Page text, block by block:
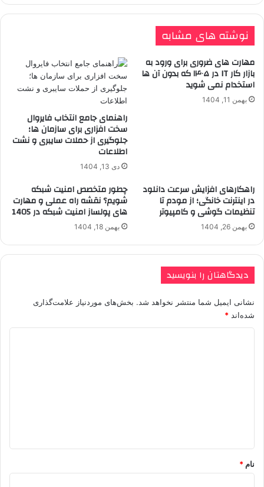
نوشته های مشابه
مهارت های ضروری برای ورود به
بازار کار IT در ۱۴۰۵ که بدون آن ها
استخدام نمی شوید
بهمن 11, 1404
راهنمای جامع انتخاب فایروال
سخت افزاری برای سازمان ها؛
جلوگیری از حملات سایبری و نشت
اطلاعات
دی 13, 1404
راهکارهای افزایش سرعت دانلود
در اینترنت خانگی؛ از مودم تا
تنظیمات گوشی و کامپیوتر
بهمن 26, 1404
چطور متخصص امنیت شبکه
شویم؟ نقشه راه عملی و مهارت
های پولساز امنیت شبکه در 1405
بهمن 18, 1404
دیدگاهتان را بنویسید
نشانی ایمیل شما منتشر نخواهد شد. بخش‌های موردنیاز علامت‌گذاری
شده‌اند *
نام *